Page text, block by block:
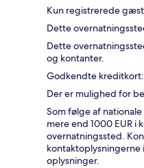
Kun registrerede
Dette
Dette
og kontanter.
Godkendte kreditkort:
Der er mulighed for
Som følge af
mere end 1000 EUR i
overnatningssted.
oplysninger.